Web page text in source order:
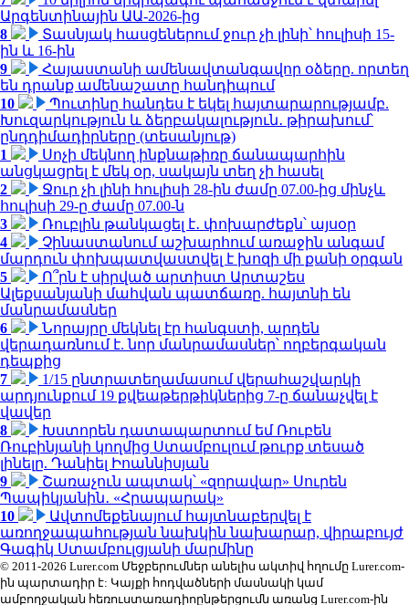
Արգենտինային ԱԱ-2026-ից
8
Տասնյակ հասցեներում ջուր չի լինի՝ հուլիսի 15-
ին և 16-ին
9
Հայաստանի ամենավտանգավոր օձերը. որտեղ
են դրանք ամենաշատը հանդիպում
10
Պուտինը հանդես է եկել հայտարարությամբ.
Խուզարկություն և ձերբակալություն․ թիրախում՝
ընդդիմադիրները (տեսանյութ)
1
Սոչի մեկնող ինքնաթիռը ճանապարհին
անցկացրել է մեկ օր, սակայն տեղ չի հասել
2
Ջուր չի լինի հուլիսի 28-ին ժամը 07.00-ից մինչև
հուլիսի 29-ը ժամը 07.00-ն
3
Ռուբլին թանկացել է․ փոխարժեքն՝ այսօր
4
Չինաստանում աշխարհում առաջին անգամ
մարդուն փոխպատվաստվել է խոզի մի քանի օրգան
5
Ո՞րն է սիրված արտիստ Արտաշես
Ալեքսանյանի մահվան պատճառը. հայտնի են
մանրամասներ
6
Նորայրը մեկնել էր հանգստի, արդեն
վերադառնում է. նոր մանրամասներ՝ ողբերգական
դեպքից
7
1/15 ընտրատեղամասում վերահաշվարկի
արդյունքում 19 քվեաթերթիկներից 7-ը ճանաչվել է
վավեր
8
Խստորեն դատապարտում եմ Ռուբեն
Ռուբինյանի կողմից Ստամբուլում թուրք տեսած
լինելը. Դանիել Իոաննիսյան
9
Շառաչուն ապտակ՝ «զորավար» Սուրեն
Պապիկյանին․ «Հրապարակ»
10
Ավտոմեքենայում հայտնաբերվել է
առողջապահության նախկին նախարար, վիրաբույժ
Գագիկ Ստամբուլցյանի մարմինը
© 2011-2026 Lurer.com Մեջբերումներ անելիս ակտիվ հղումը Lurer.com-
ին պարտադիր է: Կայքի հոդվածների մասնակի կամ
ամբողջական հեռուստառադիոընթերցումն առանց Lurer.com-ին